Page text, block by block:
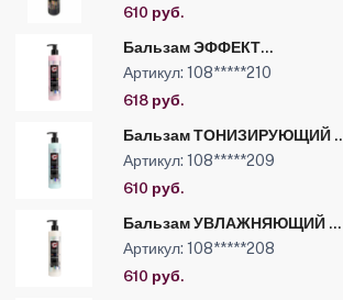
протеинами шелка LUXOR
610 руб.
Бальзам ЭФФЕКТ
ЛАМИНИРОВАНИЯ
Иллюминирующ.с
кератином и
PROFESSIONAL,330мл
Артикул: 108*****210
618 руб.
Бальзам ТОНИЗИРУЮЩИЙ с
ментолом и аллантоином
LUXOR PROFESSIONAL,
флакон с дозатором, 330 мл
Артикул: 108*****209
610 руб.
Бальзам УВЛАЖНЯЮЩИЙ с
алоэ вера и аллантоином
LUXOR PROFESSIONAL,
флакон с дозатором, 330 мл
Артикул: 108*****208
610 руб.